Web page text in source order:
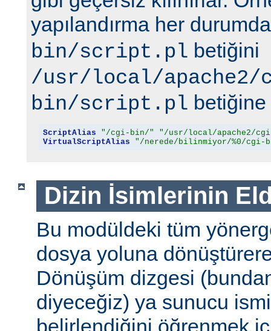
yapılandırma her
bin/script.pl betiğini
/usr/local/apache2/
bin/script.pl
ScriptAlias "/cgi-bin/"
"/usr/local/apache2/
VirtualScriptAlias
"/nerede/bilinmiyor/%0/cgi-
Dizin İsimlerinin
Bu modüldeki tüm
dosya yoluna
Dönüşüm dizgesi
diyeceğiz) ya sunucu
belirlendiğini öğrenmek